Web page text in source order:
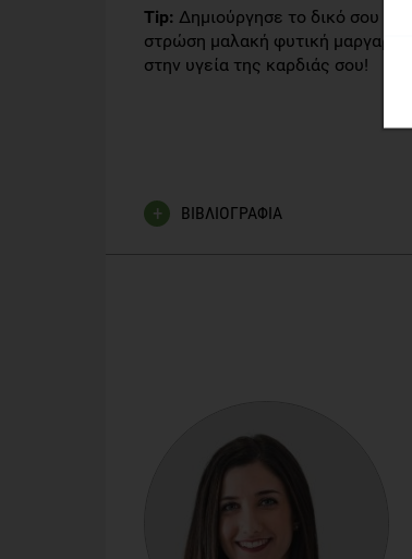
Tip: Δημιούργησε το δικό σου
στρώση μαλακή φυτική
στην υγεία της καρδιάς σου!
ΒΙΒΛΙΟΓΡΑΦΙΑ
Superko, H.R., Superko, A.R.,
The Facts on Omega-3 Fatty Acids